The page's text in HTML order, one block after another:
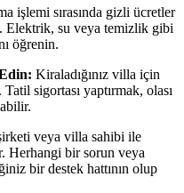
işlemi sırasında gizli ücretler
Elektrik, su veya temizlik gibi
öğrenin.
Kiraladığınız villa için
sigortası yaptırmak, olası
veya villa sahibi ile
Herhangi bir sorun veya
bir destek hattının olup